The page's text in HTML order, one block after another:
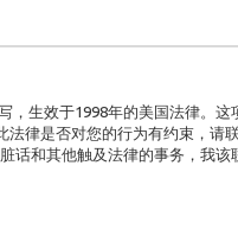
，生效于1998年的美国法律。
律是否对您的行为有约束，请
话和其他触及法律的事务，我该